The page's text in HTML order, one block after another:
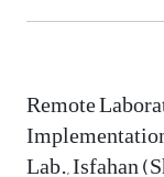
Remote
Lab., Isfahan